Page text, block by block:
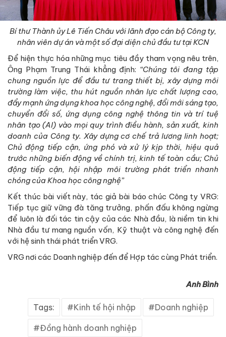
Bí thư Thành ủy Lê Tiến Châu với lãnh đạo cán bộ Công ty,
nhân viên dự án và một số đại diện chủ đầu tư tại KCN
Để hiện thực hóa những mục tiêu đầy tham vọng nêu trên,
Ông Phạm Trung Thái khẳng định: “Chúng tôi đang tập
chung nguồn lực để đầu tư trang thiết bị, xây dựng môi
trường làm việc, thu hút nguồn nhân lực chất lượng cao,
đẩy mạnh ứng dụng khoa học công nghệ, đổi mới sáng tạo,
chuyển đổi số, ứng dụng công nghệ thông tin và trí tuệ
nhân tạo (AI) vào mọi quy trình điều hành, sản xuất, kinh
doanh của Công ty. Xây dựng cơ chế trả lương linh hoạt;
Chủ động tiếp cận, ứng phó và xử lý kịp thời, hiệu quả
trước những biến động về chính trị, kinh tế toàn cầu; Chủ
động tiếp cận, hội nhập môi trường phát triển nhanh
chóng của Khoa học công nghệ”
Kết thúc bài viết này, tác giả bài báo chúc Công ty VRG:
Tiếp tục giữ vững đà tăng trưởng, phấn đấu không ngừng
để luôn là đối tác tin cậy của các Nhà đầu, là niềm tin khi
Nhà đầu tư mang nguồn vốn, Kỹ thuật và công nghệ đến
với hệ sinh thái phát triển VRG.
VRG nơi các Doanh nghiệp đến để Hợp tác cùng Phát triển.
Anh Bình
Tags: Kinh tế hội nhập Doanh nghiệp
Đồng hành doanh nghiệp